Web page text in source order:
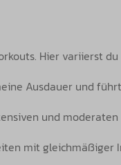
Hier variierst
Ausdauer und
und
mit gleichmäßiger